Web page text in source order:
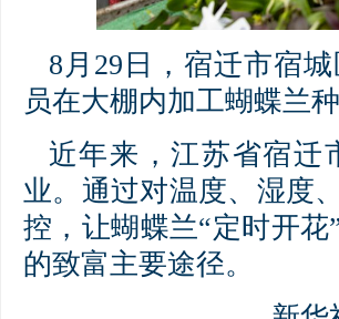
8月29日，宿迁市宿
员在大棚内加工蝴蝶兰种
近年来，江苏省宿迁
业。通过对温度、湿度
控，让蝴蝶兰“定时开
的致富主要途径。